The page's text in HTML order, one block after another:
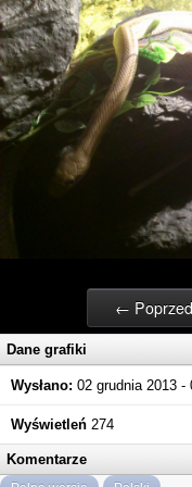
←
Dane grafiki
Wysłano: 02 grudnia 2013 -
Wyświetleń 274
Komentarze